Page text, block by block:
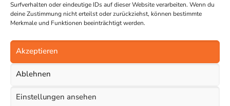
Surfverhalten oder eindeutige IDs auf dieser Website verarbeiten. Wenn du
deine Zustimmung nicht erteilst oder zurückziehst, können bestimmte
Merkmale und Funktionen beeinträchtigt werden.
Akzeptieren
Ablehnen
Einstellungen ansehen